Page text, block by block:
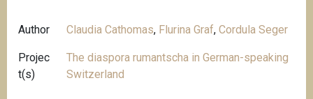
Author Claudia Cathomas, Flurina Graf,Cordula Seger
Projec
t(s)
The diaspora rumantscha in German-speaking
Switzerland